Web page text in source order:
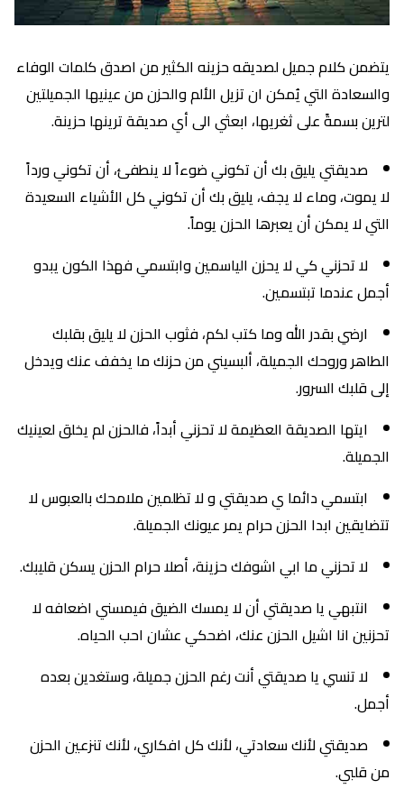
يتضمن كلام جميل لصديقه حزينه الكثير من اصدق كلمات الوفاء
والسعادة التي يُمكن ان تزيل الألم والحزن من عينيها الجميلتين
لترين بسمةً على ثغريها، ابعثي الى أي صديقة ترينها حزينة.
صديقتي يليق بك أن تكوني ضوءاً لا ينطفئ، أن تكوني ورداً
لا يموت، وماء لا يجف، يليق بك أن تكوني كل الأشياء السعيدة
التي لا يمكن أن يعبرها الحزن يوماً.
لا تحزني كي لا يحزن الياسمين وابتسمي فهذا الكون يبدو
أجمل عندما تبتسمين.
ارضي بقدر الله وما كتب لكم، فثوب الحزن لا يليق بقلبك
الطاهر وروحك الجميلة، ألبسيني من حزنك ما يخفف عنك ويدخل
إلى قلبك السرور.
ايتها الصديقة العظيمة لا تحزني أبداً، فالحزن لم يخلق لعينيك
الجميلة.
ابتسمي دائما ي صديقتي و لا تظلمين ملامحك بالعبوس لا
تتضايقين ابدا الحزن حرام يمر عيونك الجميلة.
لا تحزني ما ابي اشوفك حزينة، أصلا حرام الحزن يسكن قليبك.
انتبهي يا صديقتي أن لا يمسك الضيق فيمسني اضعافه لا
تحزنين انا اشيل الحزن عنك، اضحكي عشان احب الحياه.
لا تنسي يا صديقتي أنت رغم الحزن جميلة، وستغدين بعده
أجمل.
صديقتي لأنك سعادتي، لأنك كل افكاري، لأنك تنزعين الحزن
من قلبي.